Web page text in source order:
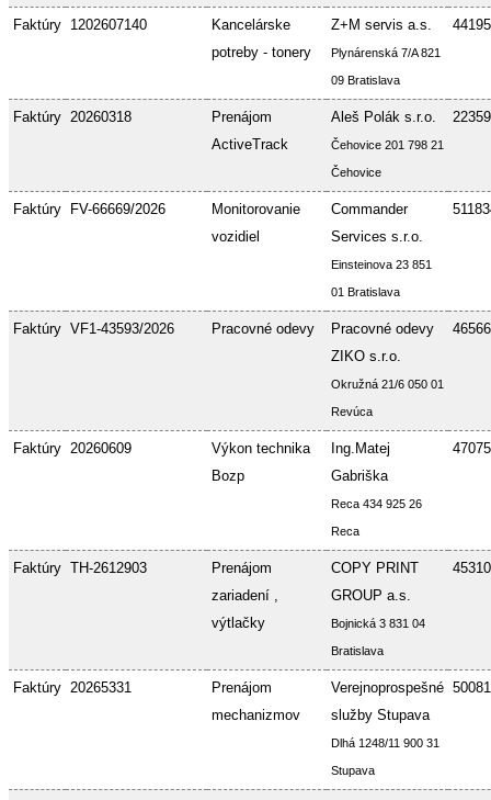
Faktúry 1202607140
Kancelárske
potreby - tonery
Z+M servis a.s.
Plynárenská 7/A 821
09 Bratislava
Faktúry 20260318
Prenájom
ActiveTrack
Aleš Polák s.r.o.
Čehovice 201 798 21
Čehovice
Faktúry FV-66669/2026
Monitorovanie
vozidiel
Commander
Services s.r.o.
Einsteinova 23 851
01 Bratislava
Faktúry VF1-43593/2026 Pracovné odevy
Pracovné odevy
ZIKO s.r.o.
Okružná 21/6 050 01
Revúca
Faktúry 20260609
Výkon technika
Bozp
Ing.Matej
Gabriška
Reca 434 925 26
Reca
Faktúry TH-2612903
Prenájom
zariadení ,
výtlačky
COPY PRINT
GROUP a.s.
Bojnická 3 831 04
Bratislava
Faktúry 20265331
Prenájom
mechanizmov
Verejnoprospešné
služby Stupava
Dlhá 1248/11 900 31
Stupava